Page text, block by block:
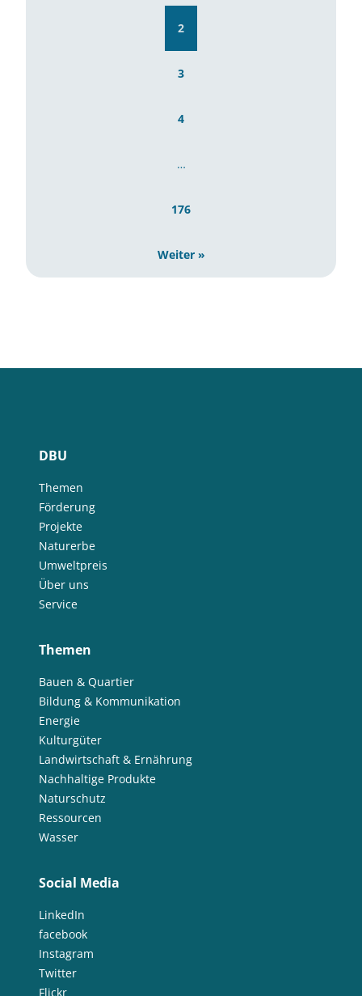
2
3
4
…
176
Weiter »
DBU
Themen
Förderung
Projekte
Naturerbe
Umweltpreis
Über uns
Service
Themen
Bauen & Quartier
Bildung & Kommunikation
Energie
Kulturgüter
Landwirtschaft & Ernährung
Nachhaltige Produkte
Naturschutz
Ressourcen
Wasser
Social Media
LinkedIn
facebook
Instagram
Twitter
Flickr